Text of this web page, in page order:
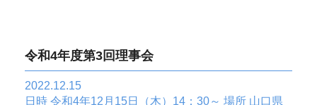
令和4年度第3回理事会
2022.12.15
日時 令和4年12月15日（木）14：30～ 場所 山口県